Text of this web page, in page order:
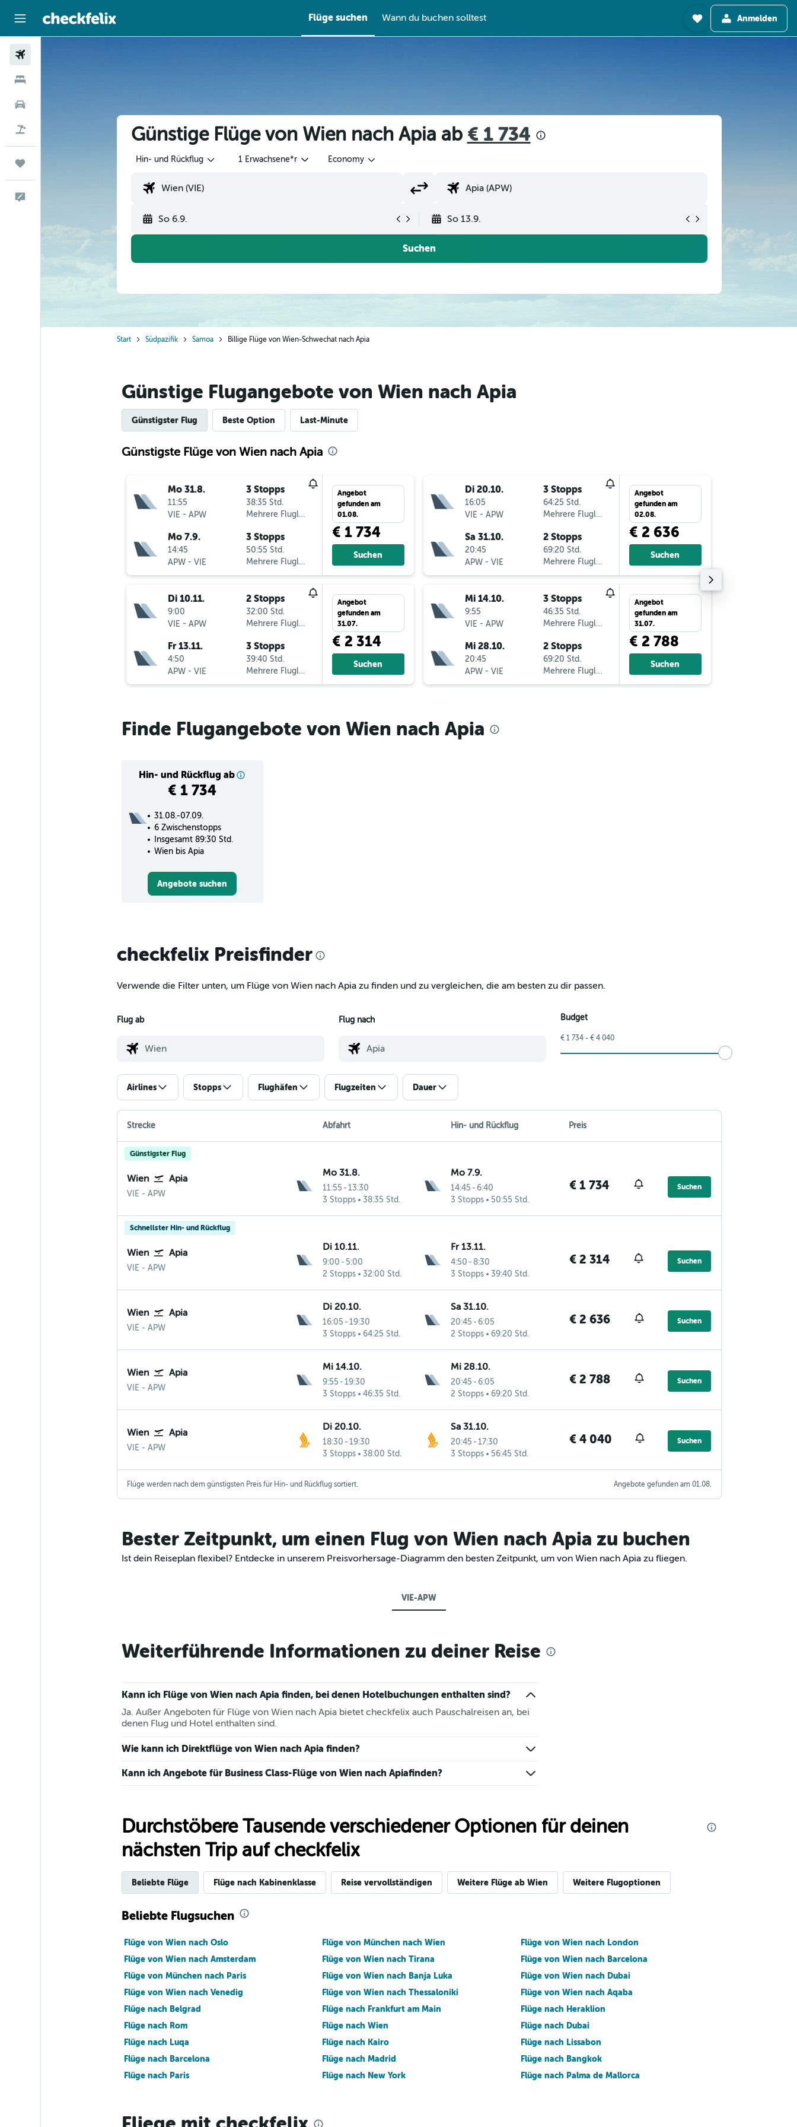
Flüge suchen Wann du buchen solltest Anmelden
Günstige Flüge von Wien nach Apia ab € 1 734
Hin- und Rückflug 1 Erwachsene*r Economy
So 6.9. So 13.9.
Suchen
Start Südpazifik Samoa Billige Flüge von Wien-Schwechat nach Apia
Günstige Flugangebote von Wien nach Apia
Günstigster Flug Beste Option Last-Minute
Günstigste Flüge von Wien nach Apia
Mo 31.8.
11:55
VIE - APW
3 Stopps
38:35 Std.
Mehrere Fluglinien
Mo 7.9.
14:45
APW- VIE
3 Stopps
50:55 Std.
Mehrere Fluglinien
Angebot
gefunden am
01.08.
€ 1 734
Suchen
Di 10.11.
9:00
VIE - APW
2 Stopps
32:00 Std.
Mehrere Fluglinien
Fr 13.11.
4:50
APW- VIE
3 Stopps
39:40 Std.
Mehrere Fluglinien
Angebot
gefunden am
31.07.
€ 2 314
Suchen
Di 20.10.
16:05
VIE - APW
3 Stopps
64:25 Std.
Mehrere Fluglinien
Sa 31.10.
20:45
APW- VIE
2 Stopps
69:20 Std.
Mehrere Fluglinien
Angebot
gefunden am
02.08.
€ 2 636
Suchen
Mi 14.10.
9:55
VIE - APW
3 Stopps
46:35 Std.
Mehrere Fluglinien
Mi 28.10.
20:45
APW- VIE
2 Stopps
69:20 Std.
Mehrere Fluglinien
Angebot
gefunden am
31.07.
€ 2 788
Suchen
Finde Flugangebote von Wien nach Apia
Hin- und Rückflug ab
€ 1 734
31.08.-07.09.
6 Zwischenstopps
Insgesamt 89:30 Std.
Wien bis Apia
Angebote suchen
checkfelix Preisfinder
Verwende die Filter unten, um Flüge von Wien nach Apia zu finden und zu vergleichen, die am besten zu dir passen.
Flug ab Flug nach Budget
€ 1 734 - € 4 040
Airlines Stopps Flughäfen Flugzeiten Dauer
Strecke Abfahrt Hin- und Rückflug Preis
Günstigster Flug
Wien Apia
VIE - APW
Mo 31.8.
11:55 - 13:30
3 Stopps
38:35 Std.
Mo 7.9.
14:45 - 6:40
3 Stopps
50:55 Std.
€ 1 734 Suchen
Schnellster Hin- und Rückflug
Wien Apia
VIE - APW
Di 10.11.
9:00 - 5:00
2 Stopps
32:00 Std.
Fr 13.11.
4:50 - 8:30
3 Stopps
39:40 Std.
€ 2 314 Suchen
Wien Apia
VIE - APW
Di 20.10.
16:05 - 19:30
3 Stopps
64:25 Std.
Sa 31.10.
20:45 - 6:05
2 Stopps
69:20 Std.
€ 2 636 Suchen
Wien Apia
VIE - APW
Mi 14.10.
9:55 - 19:30
3 Stopps
46:35 Std.
Mi 28.10.
20:45 - 6:05
2 Stopps
69:20 Std.
€ 2 788 Suchen
Wien Apia
VIE - APW
Di 20.10.
18:30 - 19:30
3 Stopps
38:00 Std.
Sa 31.10.
20:45 - 17:30
3 Stopps
56:45 Std.
€ 4 040 Suchen
Flüge werden nach dem günstigsten Preis für Hin- und Rückflug sortiert. Angebote gefunden am 01.08.
Bester Zeitpunkt, um einen Flug von Wien nach Apia zu buchen
Ist dein Reiseplan flexibel? Entdecke in unserem Preisvorhersage-Diagramm den besten Zeitpunkt, um von Wien nach Apia zu fliegen.
VIE-APW
Weiterführende Informationen zu deiner Reise
Kann ich Flüge von Wien nach Apia finden, bei denen Hotelbuchungen enthalten sind?
Ja. Außer Angeboten für Flüge von Wien nach Apia bietet checkfelix auch Pauschalreisen an, bei
denen Flug und Hotel enthalten sind.
Wie kann ich Direktflüge von Wien nach Apia finden?
Kann ich Angebote für Business Class-Flüge von Wien nach Apiafinden?
Durchstöbere Tausende verschiedener Optionen für deinen
nächsten Trip auf checkfelix
Beliebte Flüge Flüge nach Kabinenklasse Reise vervollständigen Weitere Flüge ab Wien Weitere Flugoptionen
Beliebte Flugsuchen
Flüge von Wien nach Oslo Flüge von München nach Wien
Flüge von Wien nach London
Flüge von Wien nach Amsterdam
Flüge von Wien nach Tirana
Flüge von Wien nach Barcelona
Flüge von München nach Paris
Flüge von Wien nach Banja Luka
Flüge von Wien nach Dubai
Flüge von Wien nach Venedig
Flüge von Wien nach Thessaloniki
Flüge von Wien nach Aqaba
Flüge nach Belgrad
Flüge nach Frankfurt am Main
Flüge nach Heraklion
Flüge nach Rom
Flüge nach Wien
Flüge nach Dubai
Flüge nach Luqa
Flüge nach Kairo
Flüge nach Lissabon
Flüge nach Barcelona
Flüge nach Madrid
Flüge nach Bangkok
Flüge nach Paris
Flüge nach New York Flüge nach Palma de Mallorca